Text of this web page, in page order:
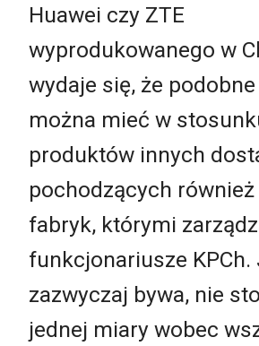
Huawei czy ZTE
wyprodukowanego w
wydaje się, że
można mieć w
produktów innych
pochodzących
fabryk, którymi
funkcjonariusze KPCh.
zazwyczaj bywa, nie
jednej miary wobec